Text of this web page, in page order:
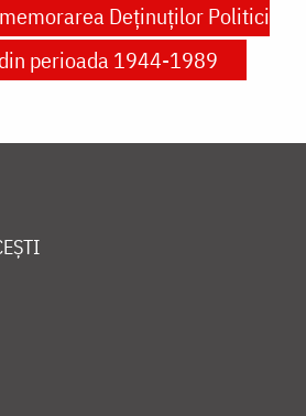
Deținuților Politici
perioada 1944-1989